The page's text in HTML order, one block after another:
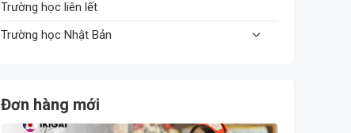
Trường học liên lết
Trường học Nhật Bản
Đơn hàng mới